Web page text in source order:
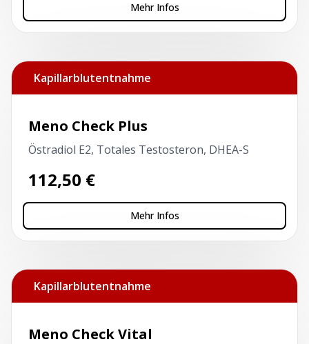
Mehr Infos
Kapillarblutentnahme
Meno Check Plus
Östradiol E2, Totales Testosteron, DHEA-S
112,50 €
Mehr Infos
Kapillarblutentnahme
Meno Check Vital